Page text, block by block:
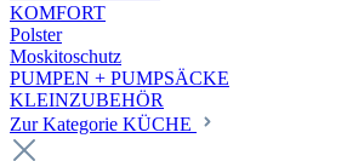
KOMFORT
Polster
Moskitoschutz
PUMPEN + PUMPSÄCKE
KLEINZUBEHÖR
Zur Kategorie KÜCHE